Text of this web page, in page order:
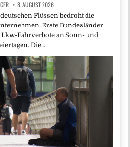
8. AUGUST 2026
Flüssen bedroht die
Erste Bundesländer
Fahrverbote an Sonn- und
Die…